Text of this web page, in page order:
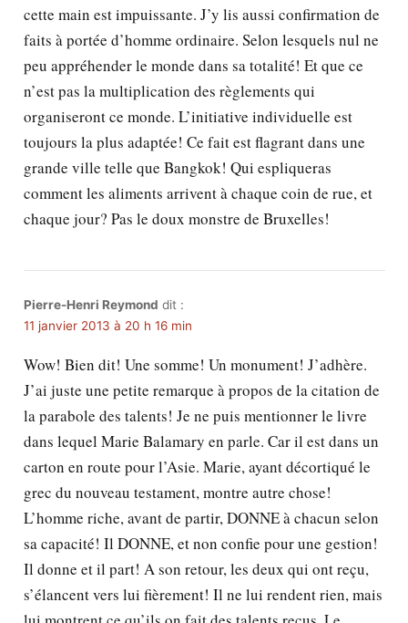
cette main est impuissante. J’y lis aussi confirmation de
faits à portée d’homme ordinaire. Selon lesquels nul ne
peu appréhender le monde dans sa totalité! Et que ce
n’est pas la multiplication des règlements qui
organiseront ce monde. L’initiative individuelle est
toujours la plus adaptée! Ce fait est flagrant dans une
grande ville telle que Bangkok! Qui espliqueras
comment les aliments arrivent à chaque coin de rue, et
chaque jour? Pas le doux monstre de Bruxelles!
Pierre-Henri Reymond dit :
11 janvier 2013 à 20 h 16 min
Wow! Bien dit! Une somme! Un monument! J’adhère.
J’ai juste une petite remarque à propos de la citation de
la parabole des talents! Je ne puis mentionner le livre
dans lequel Marie Balamary en parle. Car il est dans un
carton en route pour l’Asie. Marie, ayant décortiqué le
grec du nouveau testament, montre autre chose!
L’homme riche, avant de partir, DONNE à chacun selon
sa capacité! Il DONNE, et non confie pour une gestion!
Il donne et il part! A son retour, les deux qui ont reçu,
s’élancent vers lui fièrement! Il ne lui rendent rien, mais